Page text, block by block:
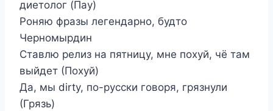
диетолог (Пау)
Роняю фразы легендарно, будто
Черномырдин
Ставлю релиз на пятницу, мне похуй, чё там
выйдет (Похуй)
Да, мы dirty, по-русски говоря, грязнули
(Грязь)